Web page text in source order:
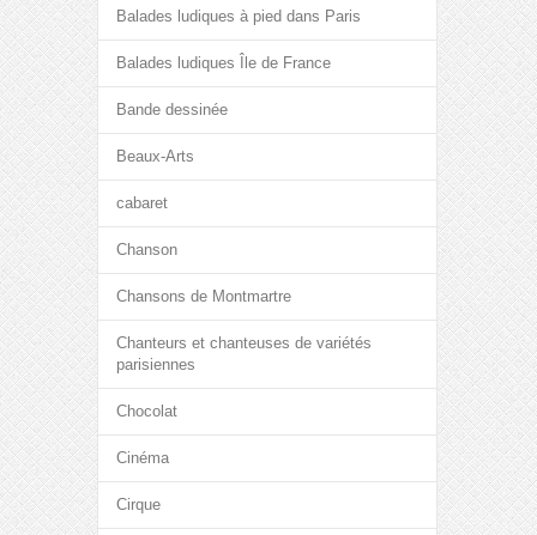
Balades ludiques à pied dans Paris
Balades ludiques Île de France
Bande dessinée
Beaux-Arts
cabaret
Chanson
Chansons de Montmartre
Chanteurs et chanteuses de variétés
parisiennes
Chocolat
Cinéma
Cirque